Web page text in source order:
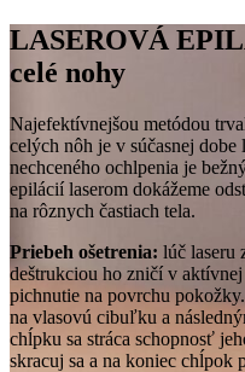
LASEROVÁ
celé nohy
Najefektívnejšou metódou
celých nôh je v súčasnej
nechceného ochlpenia je
epilácií laserom dokážeme
na rôznych častiach tela.
Priebeh ošetrenia: lúč laseru
deštrukciou ho zničí v
pichnutie na povrchu
na vlasovú cibuľku a
chĺpku sa stráca schopnosť
skracuj sa a na koniec chĺpok